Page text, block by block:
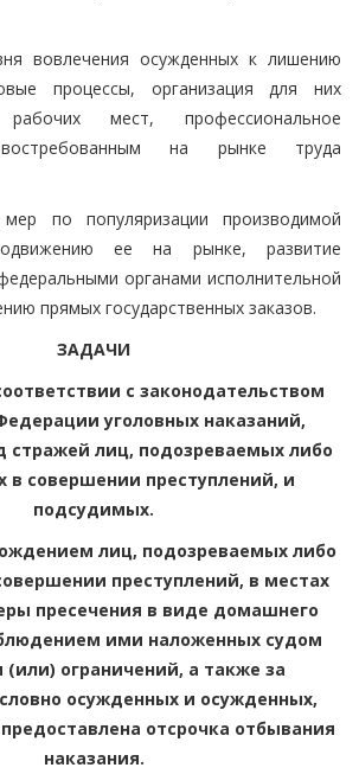
вовлечения осужденных к лишению
процессы, организация для них
рабочих мест, профессиональное
на рынке труда
по популяризации производимой
ее на рынке, развитие
органами исполнительной
прямых государственных заказов.
ЗАДАЧИ
с законодательством
уголовных наказаний,
стражей лиц, подозреваемых либо
в совершении преступлений, и
подсудимых.
лиц, подозреваемых либо
преступлений, в местах
пресечения в виде домашнего
ими наложенных судом
(или) ограничений, а также за
осужденных и осужденных,
отсрочка отбывания
наказания.